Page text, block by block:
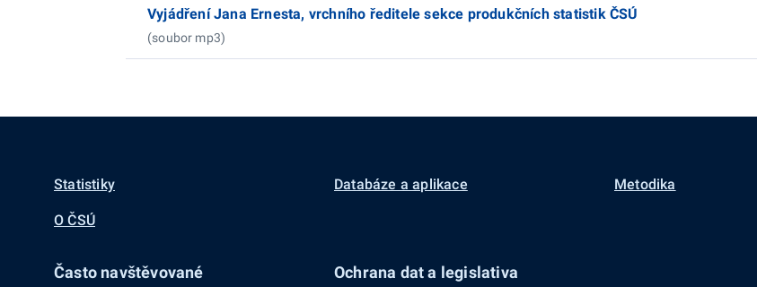
Vyjádření Jana Ernesta, vrchního ředitele sekce produkčních statistik ČSÚ
(soubor mp3)
Statistiky Databáze a aplikace Metodika
O ČSÚ
Často navštěvované Ochrana dat a legislativa